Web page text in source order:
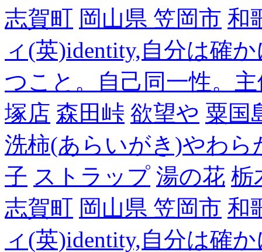
志賀町 岡山県 笠岡市 和
ィ(英)identity,自分は確
つこと。自己同一性。
塚店 森田峠 欲望や 粟国
洗柿(あらいがき)やわ
子 ストラップ 湯の花 栃
志賀町 岡山県 笠岡市 和
ィ(英)identity,自分は確